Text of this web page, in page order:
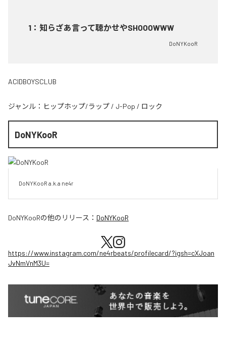
1 ： 知らざあ言って聴かせやSHOOOWWW
DoNYKooR
ACIDBOYSCLUB
ジャンル： ヒップホップ/ラップ / J-Pop / ロック
DoNYKooR
DoNYKooR a.k.a ne4r
DoNYKooRの他のリリース： DoNYKooR
https://www.instagram.com/ne4rbeats/profilecard/?igsh=cXJoan
JvNmVnM3U=